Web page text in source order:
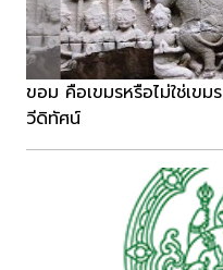
ขอม คือเขมรหรือไม่ใช่เขมร
วีดิทัศน์